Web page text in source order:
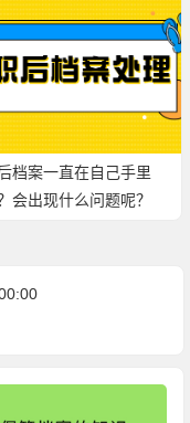
档案一直在自己手里
会出现什么问题呢？